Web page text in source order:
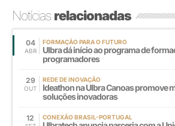
Notíciasrelacionadas
04
ABR
FORMAÇÃO PARA O FUTURO
Ulbra dá início ao programa de
programadores
29
OUT
REDE DE INOVAÇÃO
Ideathon na Ulbra Canoas promove
soluções inovadoras
12 CONEXÃO BRASIL-PORTUGAL